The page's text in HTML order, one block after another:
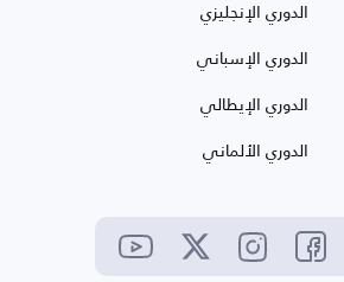
الدوري الإنجليزي
الدوري الإسباني
الدوري الإيطالي
الدوري الألماني